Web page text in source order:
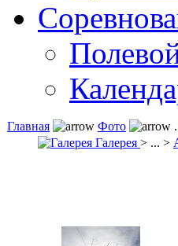
Главная Фото
Галерея > ... >